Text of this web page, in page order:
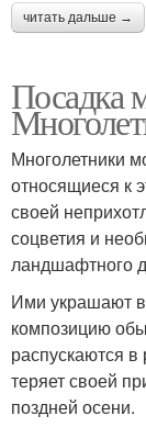
читать дальше →
Посадка
Многолетники
относящиеся к
своей
соцветия и
ландшафтного
Ими украшают
композицию
распускаются
теряет своей
поздней осени.